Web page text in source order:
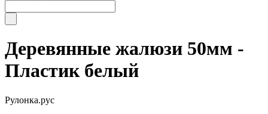
Деревянные жалюзи 50мм -
Пластик белый
Рулонка.рус